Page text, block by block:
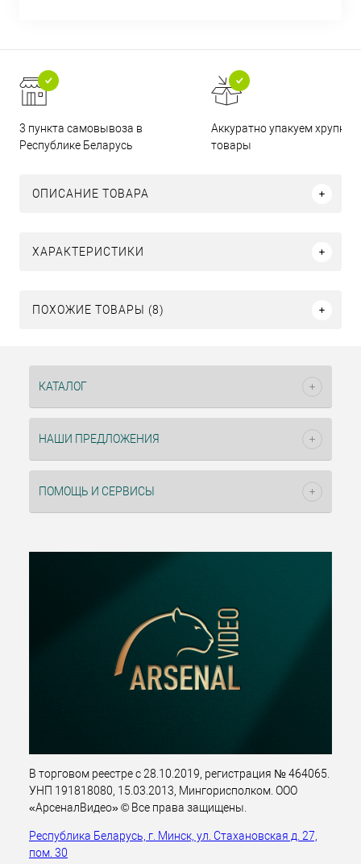
3 пункта самовывоза в
Республике Беларусь
Аккуратно упакуем хрупкие
товары
ОПИСАНИЕ ТОВАРА
ХАРАКТЕРИСТИКИ
ПОХОЖИЕ ТОВАРЫ (8)
КАТАЛОГ
НАШИ ПРЕДЛОЖЕНИЯ
ПОМОЩЬ И СЕРВИСЫ
В торговом реестре с 28.10.2019, регистрация № 464065.
УНП 191818080, 15.03.2013, Мингорисполком. ООО
«АрсеналВидео» © Все права защищены.
Республика Беларусь, г. Минск, ул. Стахановская д. 27,
пом. 30